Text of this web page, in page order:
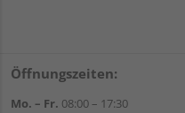
Öffnungszeiten:
Mo. – Fr. 08:00 – 17:30